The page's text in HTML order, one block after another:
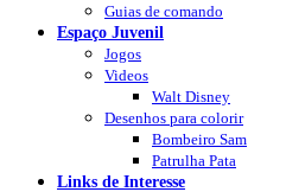
Guias de comando
Espaço Juvenil
Jogos
Videos
Walt Disney
Desenhos para colorir
Bombeiro Sam
Patrulha Pata
Links de Interesse